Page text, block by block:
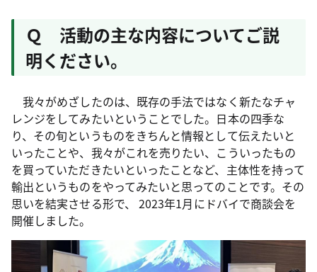
Ｑ 活動の主な内容についてご説
明ください。
我々がめざしたのは、既存の手法ではなく新たなチャ
レンジをしてみたいということでした。日本の四季な
り、その旬というものをきちんと情報として伝えたいと
いったことや、我々がこれを売りたい、こういったもの
を買っていただきたいといったことなど、主体性を持って
輸出というものをやってみたいと思ってのことです。その
思いを結実させる形で、 2023年1月にドバイで商談会を
開催しました。